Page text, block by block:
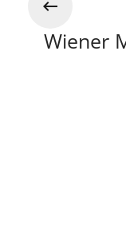
Wiener